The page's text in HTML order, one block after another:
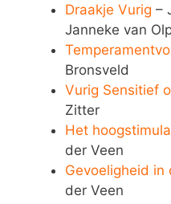
Draakje Vurig –
Janneke van
Bronsveld
Vurig Sensitief
Zitter
Het
der Veen
Gevoeligheid in
der Veen